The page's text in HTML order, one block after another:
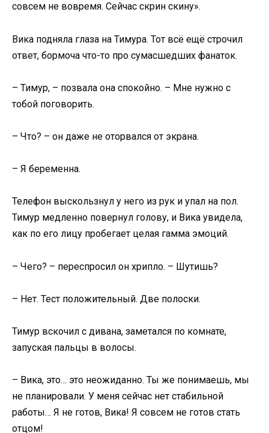
совсем не вовремя. Сейчас скрин скину».
Вика подняла глаза на Тимура. Тот всё ещё строчил
ответ, бормоча что-то про сумасшедших фанаток.
– Тимур, – позвала она спокойно. – Мне нужно с
тобой поговорить.
– Что? – он даже не оторвался от экрана.
– Я беременна.
Телефон выскользнул у него из рук и упал на пол.
Тимур медленно повернул голову, и Вика увидела,
как по его лицу пробегает целая гамма эмоций.
– Чего? – переспросил он хрипло. – Шутишь?
– Нет. Тест положительный. Две полоски.
Тимур вскочил с дивана, заметался по комнате,
запуская пальцы в волосы.
– Вика, это… это неожиданно. Ты же понимаешь, мы
не планировали. У меня сейчас нет стабильной
работы… Я не готов, Вика! Я совсем не готов стать
отцом!